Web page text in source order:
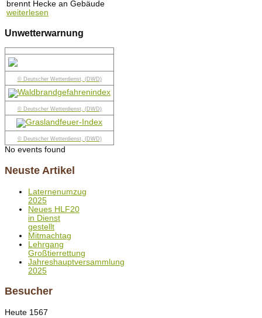
brennt Hecke an Gebäude
weiterlesen
Unwetterwarnung
© Deutscher Wetterdienst, (DWD)
© Deutscher Wetterdienst, (DWD)
© Deutscher Wetterdienst, (DWD)
No events found
Neuste Artikel
Laternenumzug
2025
Neues HLF20
in Dienst
gestellt
Mitmachtag
Lehrgang
Großtierrettung
Jahreshauptversammlung
2025
Besucher
Heute 1567